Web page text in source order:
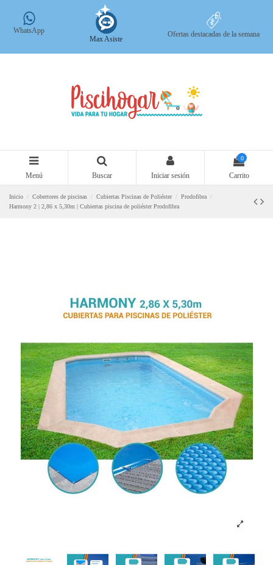
WhatsApp
Max Asiste
Ofertas destacadas de la semana
Menú Buscar Iniciar sesión
0
Carrito
Inicio Cobertores de piscinas Cubiertas Piscinas de Poliéster
Prodofibra
Harmony 2 | 2,86 x 5,30m | Cubiertas piscina de poliéster Prodofibra